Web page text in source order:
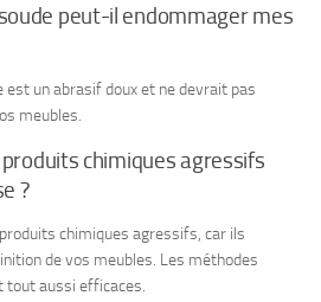
peut-il endommager mes
est un abrasif doux et ne devrait pas
meubles.
chimiques agressifs
?
chimiques agressifs, car ils
de vos meubles. Les méthodes
tout aussi efficaces.